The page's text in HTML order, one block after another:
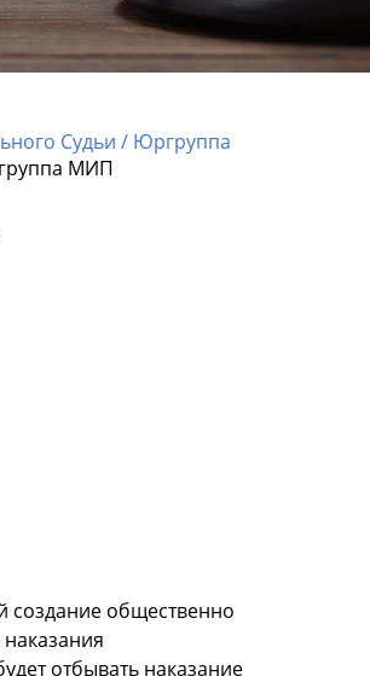
Судьи / Юргруппа
МИП
создание общественно
отбывать наказание